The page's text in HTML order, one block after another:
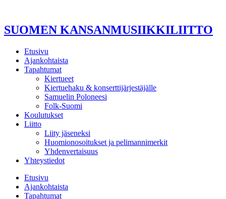
SUOMEN KANSANMUSIIKKILIITTO
Etusivu
Ajankohtaista
Tapahtumat
Kiertueet
Kiertuehaku & konserttijärjestäjälle
Samuelin Poloneesi
Folk-Suomi
Koulutukset
Liitto
Liity jäseneksi
Huomionosoitukset ja pelimannimerkit
Yhdenvertaisuus
Yhteystiedot
Etusivu
Ajankohtaista
Tapahtumat